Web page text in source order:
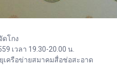
ดโกง
เวลา 19.30-20.00 น.
เครือข่ายสมาคมสื่อช่อสะอาด